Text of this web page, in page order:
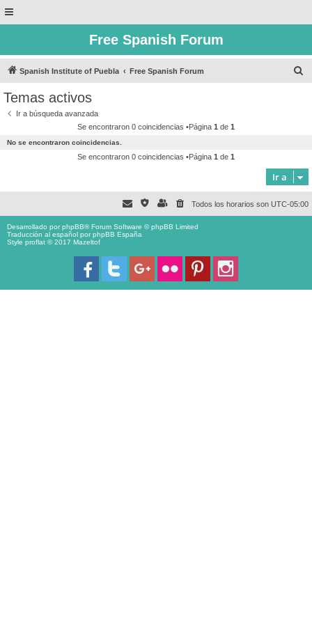
Free Spanish Forum
Spanish Institute of Puebla Free Spanish Forum
Temas activos
Ir a búsqueda avanzada
Se encontraron 0 coincidencias •Página 1 de 1
No se encontraron coincidencias.
Se encontraron 0 coincidencias •Página 1 de 1
Ir a
Todos los horarios son UTC-05:00
Desarrollado porphpBB® Forum Software © phpBB Limited
Traducción al español porphpBB España
Style proflat © 2017 Mazeltof